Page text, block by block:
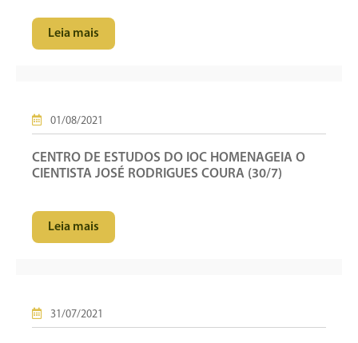
Leia mais
01/08/2021
CENTRO DE ESTUDOS DO IOC HOMENAGEIA O
CIENTISTA JOSÉ RODRIGUES COURA (30/7)
Leia mais
31/07/2021